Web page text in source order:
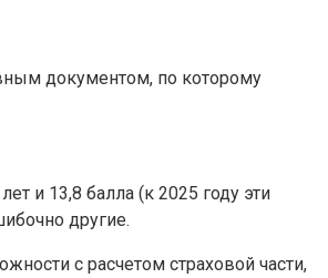
документом, по которому
и 13,8 балла (к 2025 году эти
другие.
с расчетом страховой части,